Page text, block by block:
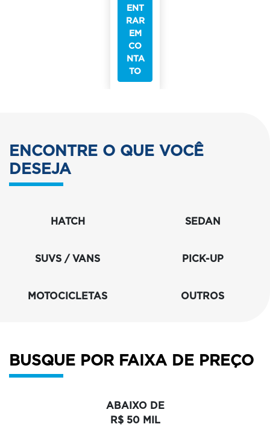
ENT
RAR
EM
CO
NTA
TO
ENCONTRE O QUE VOCÊ
DESEJA
HATCH SEDAN
SUVS / VANS PICK-UP
MOTOCICLETAS OUTROS
BUSQUE POR FAIXA DE PREÇO
ABAIXO DE
R$ 50 MIL